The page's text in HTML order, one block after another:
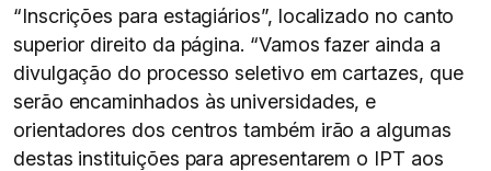
“Inscrições para estagiários”, localizado no canto
superior direito da página. “Vamos fazer ainda a
divulgação do processo seletivo em cartazes, que
serão encaminhados às universidades, e
orientadores dos centros também irão a algumas
destas instituições para apresentarem o IPT aos